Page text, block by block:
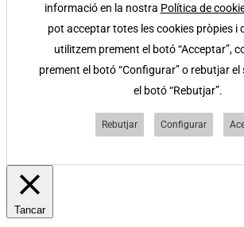
informació en la nostra Política de
pot acceptar totes les cookies pròpies i
utilitzem prement el botó “Acceptar”,
prement el botó “Configurar” o rebutjar el
el botó “Rebutjar”.
Rebutjar Configurar
Tancar